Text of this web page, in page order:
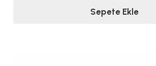
Sepete Ekle